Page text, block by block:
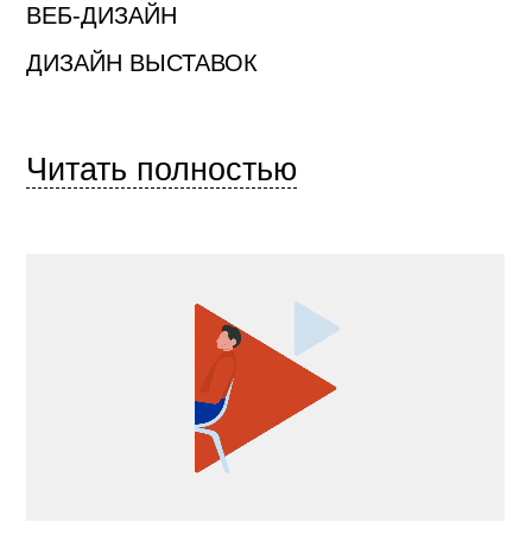
ВЕБ-ДИЗАЙН
ДИЗАЙН ВЫСТАВОК
Читать полностью